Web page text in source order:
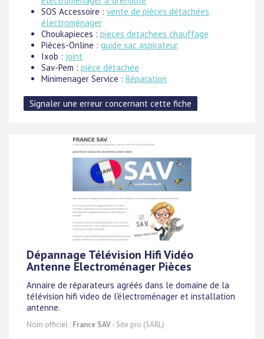
SOS Accessoire : vente de pièces détachées
électroménager
Choukapieces : pieces detachees chauffage
Pièces-Online : guide sac aspirateur
Ixob : joint
Sav-Pem : pièce détachée
Minimenager Service : Réparation
Dépannage Télévision Hifi Vidéo
Antenne Electroménager Pièces
Annaire de réparateurs agréés dans le domaine de la
télévision hifi video de l'électroménager et installation
antenne.
Nom officiel : France SAV- Site pro (SARL)